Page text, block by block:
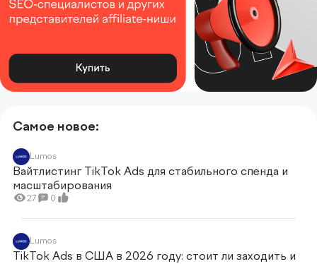
Самое новое:
Lumos
Вайтлистинг TikTok Ads для стабильного спенда и
масштабирования
27 0
Lumos
TikTok Ads в США в 2026 году: стоит ли заходить и